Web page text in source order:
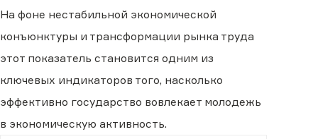
На фоне нестабильной экономической
конъюнктуры и трансформации рынка труда
этот показатель становится одним из
ключевых индикаторов того, насколько
эффективно государство вовлекает молодежь
в экономическую активность.